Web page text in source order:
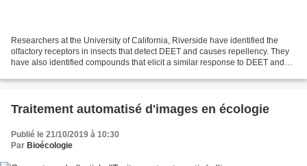
Researchers at the University of California, Riverside have identified the
olfactory receptors in insects that detect DEET and causes repellency. They
have also identified compounds that elicit a similar response to DEET and
Traitement automatisé d'images en écologie
Publié le 21/10/2019 à 10:30
Par Bioécologie